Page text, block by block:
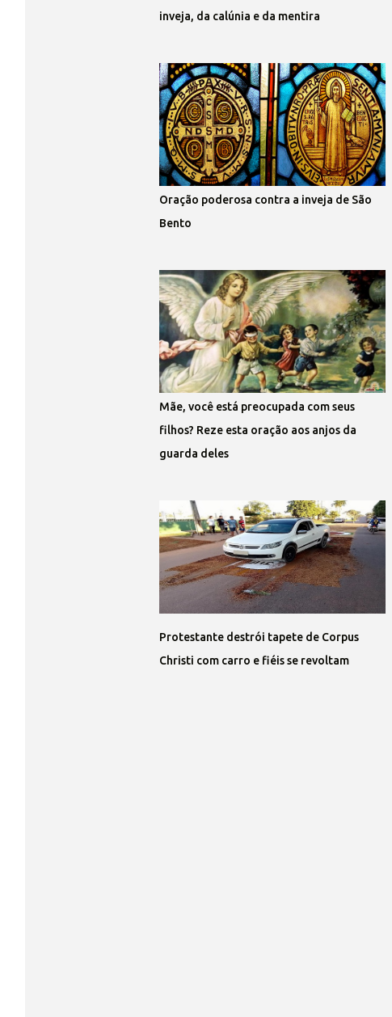
inveja, da calúnia e da mentira
Oração poderosa contra a inveja de São
Bento
Mãe, você está preocupada com seus
filhos? Reze esta oração aos anjos da
guarda deles
Protestante destrói tapete de Corpus
Christi com carro e fiéis se revoltam